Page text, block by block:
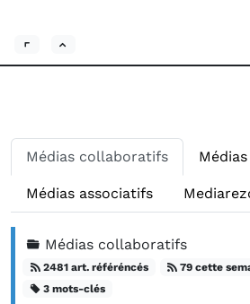
Médias collaboratifs
Médias associatifs
Médias collaboratifs
2481 art. référéncés 79 cette
3 mots-clés